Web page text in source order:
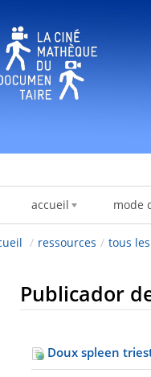
accueil mode
/ ressources / tous
Publicador
Doux spleen